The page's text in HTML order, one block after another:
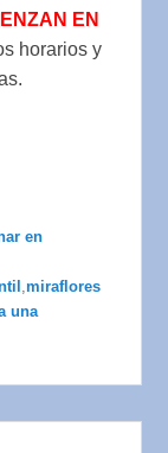
EN
horarios y
en
,miraflores
una